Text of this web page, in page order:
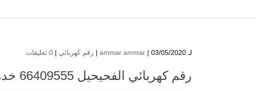
لـ ammar ammar | 03/05/2020 | رقم كهربائي | 0 تعليقات
رقم كهربائي الفحيحيل 66409555 خدمة فني كهربائي منازل الفحيحيل